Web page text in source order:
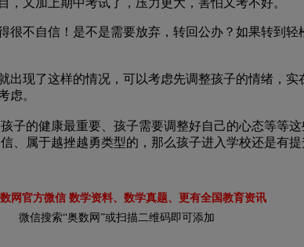
自信！是不是需要放弃，转回公办？如果转到轻
出现了这样的情况，可以考虑先调整孩子的情绪，
虑。
子的健康最重要、孩子需要调整好自己的心态等等
、属于越挫越勇类型的，那么孩子进入学校还是有
网官方微信 数学资料、数学真题、更有全国教育资讯
微信搜索“奥数网”或扫描二维码即可添加